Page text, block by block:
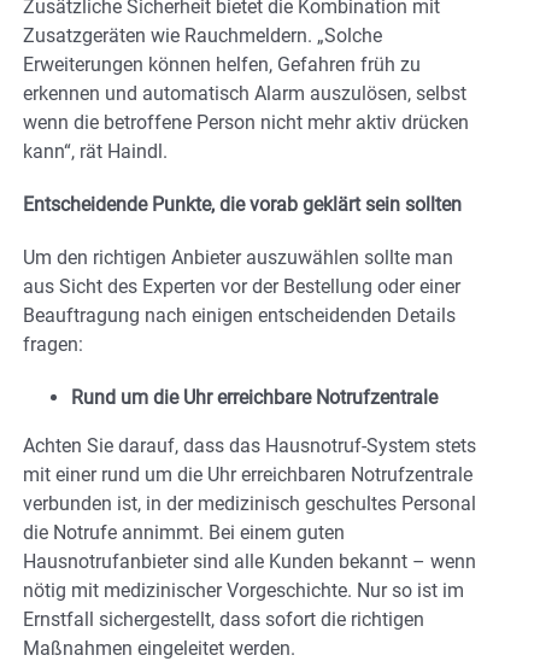
Zusätzliche Sicherheit bietet die Kombination mit
Zusatzgeräten wie Rauchmeldern. „Solche
Erweiterungen können helfen, Gefahren früh zu
erkennen und automatisch Alarm auszulösen, selbst
wenn die betroffene Person nicht mehr aktiv drücken
kann“, rät Haindl.
Entscheidende Punkte, die vorab geklärt sein sollten
Um den richtigen Anbieter auszuwählen sollte man
aus Sicht des Experten vor der Bestellung oder einer
Beauftragung nach einigen entscheidenden Details
fragen:
Rund um die Uhr erreichbare Notrufzentrale
Achten Sie darauf, dass das Hausnotruf-System stets
mit einer rund um die Uhr erreichbaren Notrufzentrale
verbunden ist, in der medizinisch geschultes Personal
die Notrufe annimmt. Bei einem guten
Hausnotrufanbieter sind alle Kunden bekannt – wenn
nötig mit medizinischer Vorgeschichte. Nur so ist im
Ernstfall sichergestellt, dass sofort die richtigen
Maßnahmen eingeleitet werden.